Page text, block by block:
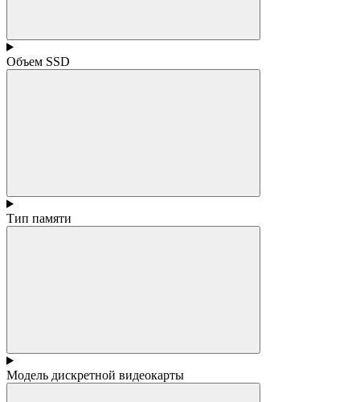
Объем SSD
Тип памяти
Модель дискретной видеокарты